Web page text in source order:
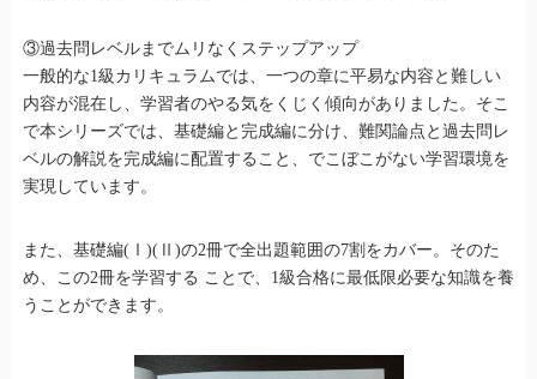
③過去問レベルまでムリなくステップアップ
一般的な1級カリキュラムでは、一つの章に平易な内容と難しい
内容が混在し、学習者のやる気をくじく傾向がありました。そこ
で本シリーズでは、基礎編と完成編に分け、難関論点と過去問レ
ベルの解説を完成編に配置すること、でこぼこがない学習環境を
実現しています。
また、基礎編(Ⅰ)(Ⅱ)の2冊で全出題範囲の7割をカバー。そのた
め、この2冊を学習する ことで、1級合格に最低限必要な知識を養
うことができます。